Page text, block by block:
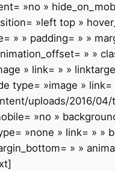
»no »
»left top »
» » padding= » »
» »
» link= » »
type= »image » link=
uploads/2016/
»no »
»none » link= » »
» »